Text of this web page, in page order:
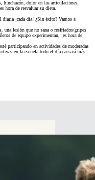
hinchazón, dolor en las articulaciones,
hora de reevaluar su dieta.
¡cada día! ¿Sin éxito? Vamos a
una lesión que no sana o resfriados/gripes
de equipo experimentan, ¡es hora de
participando en actividades de moderadas
en la escuela todo el día causará más